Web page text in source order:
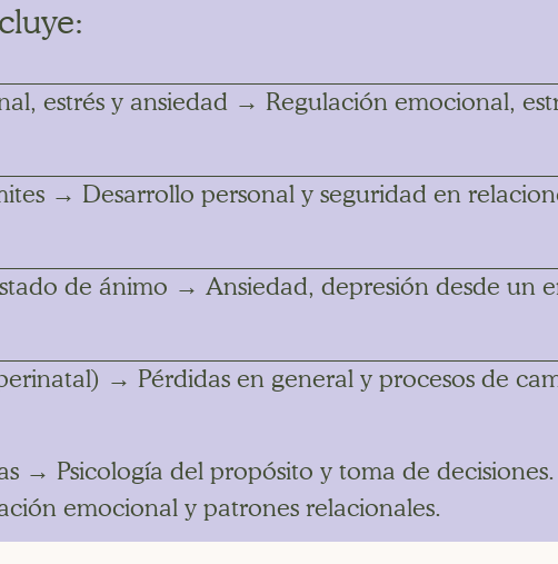
estrés y ansiedad → Regulación emocional,
→ Desarrollo personal y seguridad en
de ánimo → Ansiedad, depresión desde un
→ Pérdidas en general y procesos de
→ Psicología del propósito y toma de
emocional y patrones relacionales.